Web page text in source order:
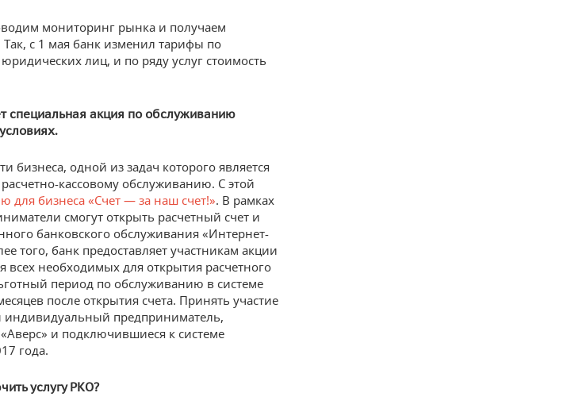
мониторинг рынка и получаем
с 1 мая банк изменил тарифы по
лиц, и по ряду услуг стоимость
специальная акция по обслуживанию
одной из задач которого является
кассовому обслуживанию. С этой
для бизнеса «Счет — за наш счет!». В рамках
смогут открыть расчетный счет и
банковского обслуживания «Интернет-
того, банк предоставляет участникам акции
всех необходимых для открытия расчетного
период по обслуживанию в системе
после открытия счета. Принять участие
предприниматель,
и подключившиеся к системе
года.
услугу РКО?